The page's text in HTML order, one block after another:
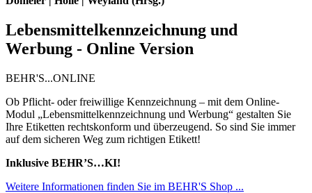
Lebensmittelkennzeichnung und
Werbung - Online Version
BEHR'S...ONLINE
Ob Pflicht- oder freiwillige Kennzeichnung – mit dem Online-
Modul „Lebensmittelkennzeichnung und Werbung“ gestalten Sie
Ihre Etiketten rechtskonform und überzeugend. So sind Sie immer
auf dem sicheren Weg zum richtigen Etikett!
Inklusive BEHR’S…KI!
Weitere Informationen finden Sie im BEHR'S Shop ...